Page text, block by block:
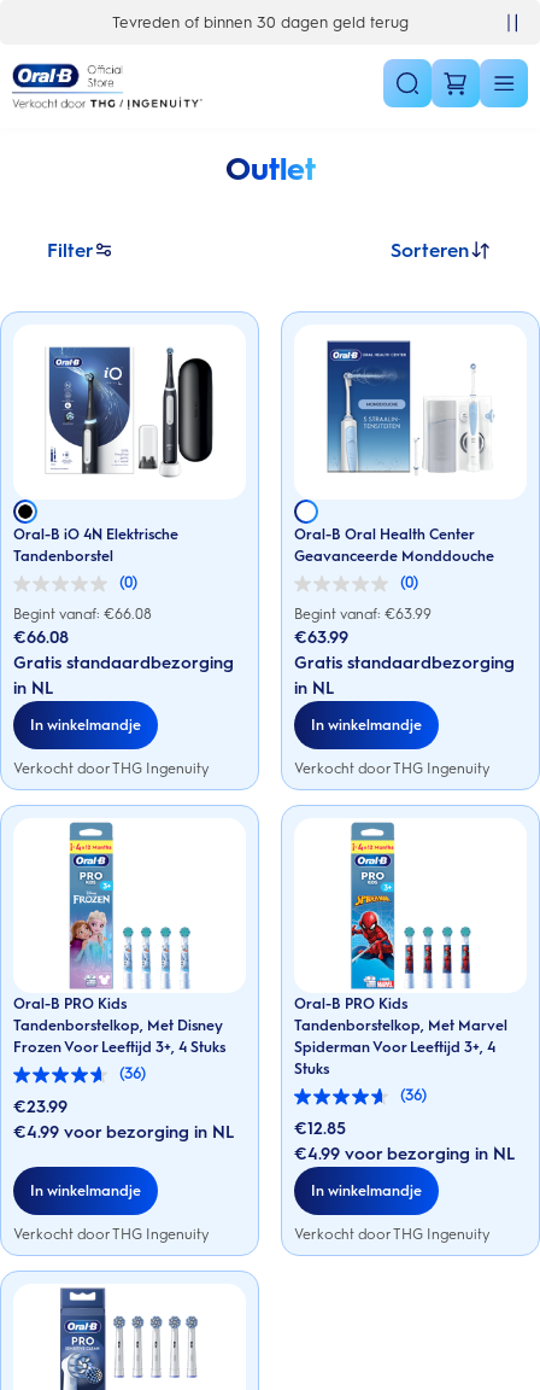
Tevreden of binnen 30 dagen geld terug
Outlet
Filter Sorteren
Oral-B iO 4N Elektrische
Tandenborstel
(0)
0.0
van
de
5
sterren.
Begint vanaf: €66.08
€66.08
Gratis standaardbezorging
in NL
In winkelmandje
Verkocht door THG Ingenuity
Oral-B Oral Health Center
Geavanceerde Monddouche
(0)
0.0
van
de
5
sterren.
Begint vanaf: €63.99
€63.99
Gratis standaardbezorging
in NL
In winkelmandje
Verkocht door THG Ingenuity
Oral-B PRO Kids
Tandenborstelkop, Met Disney
Frozen Voor Leeftijd 3+, 4 Stuks
(36)
4.6
van
5
36
beoordelingen
€23.99
€4.99 voor bezorging in NL
In winkelmandje
Verkocht door THG Ingenuity
Oral-B PRO Kids
Tandenborstelkop, Met Marvel
Spiderman Voor Leeftijd 3+, 4
Stuks
(36)
4.6
van
5
sterren.
36
beoordelingen
€12.85
€4.99 voor bezorging in NL
In winkelmandje
Verkocht door THG Ingenuity